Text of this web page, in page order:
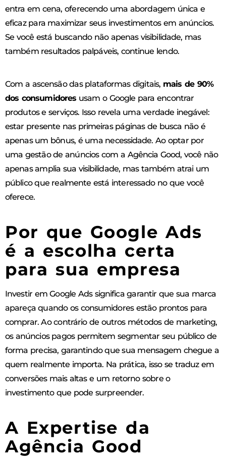
entra em cena, oferecendo uma abordagem única e
eficaz para maximizar seus investimentos em anúncios.
Se você está buscando não apenas visibilidade, mas
também resultados palpáveis, continue lendo.
Com a ascensão das plataformas digitais, mais de 90%
dos consumidores usam o Google para encontrar
produtos e serviços. Isso revela uma verdade inegável:
estar presente nas primeiras páginas de busca não é
apenas um bônus, é uma necessidade. Ao optar por
uma gestão de anúncios com a Agência Good, você não
apenas amplia sua visibilidade, mas também atrai um
público que realmente está interessado no que você
oferece.
Por que Google Ads
é a escolha certa
para sua empresa
Investir em Google Ads significa garantir que sua marca
apareça quando os consumidores estão prontos para
comprar. Ao contrário de outros métodos de marketing,
os anúncios pagos permitem segmentar seu público de
forma precisa, garantindo que sua mensagem chegue a
quem realmente importa. Na prática, isso se traduz em
conversões mais altas e um retorno sobre o
investimento que pode surpreender.
A Expertise da
Agência Good